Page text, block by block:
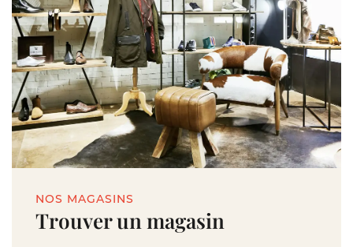
NOS MAGASINS
Trouver un magasin